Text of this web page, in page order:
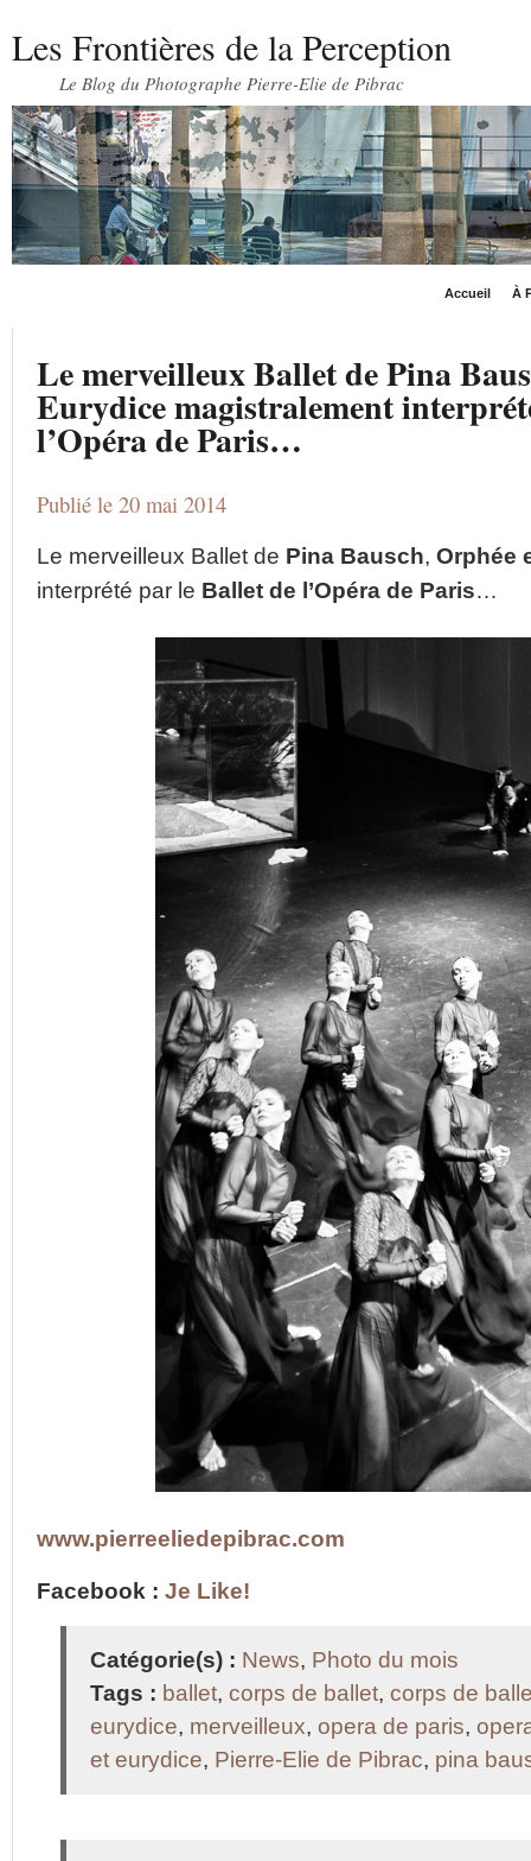
Les Frontières de la Perception
Le Blog du Photographe Pierre-Elie de Pibrac
Accueil À
Le merveilleux Ballet de Pina
Eurydice magistralement
l’Opéra de Paris…
Publié le 20 mai 2014
Le merveilleux Ballet de Pina Bausch, Orphée
interprété par le Ballet de l’Opéra de Paris…
www.pierreeliedepibrac.com
Facebook : Je Like!
Catégorie(s) : News, Photo du mois
Tags : ballet, corps de ballet, corps de
eurydice, merveilleux, opera de paris,
et eurydice, Pierre-Elie de Pibrac, pina